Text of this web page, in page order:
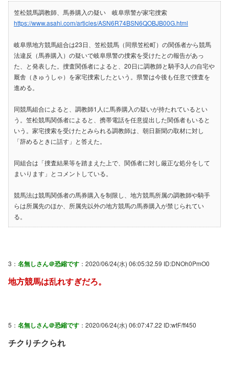
笠松競馬調教師、馬券購入の疑い 岐阜県警が家宅捜索
https://www.asahi.com/articles/ASN6R74BSN6QOBJB00G.html
岐阜県地方競馬組合は23日、笠松競馬（同県笠松町）の関係者から競馬
法違反（馬券購入）の疑いで岐阜県警の捜索を受けたとの報告があっ
た、と発表した。捜査関係者によると、20日に調教師と騎手3人の自宅や
厩舎（きゅうしゃ）を家宅捜索したという。県警は今後も任意で捜査を
進める。
同競馬組合によると、調教師1人に馬券購入の疑いが持たれているとい
う。笠松競馬関係者によると、携帯電話を任意提出した関係者もいると
いう。家宅捜索を受けたとみられる調教師は、朝日新聞の取材に対し
「辞めるときに話す」と答えた。
同組合は「捜査結果等を踏まえた上で、関係者に対し厳正な処分をして
まいります」とコメントしている。
競馬法は競馬関係者の馬券購入を制限し、地方競馬所属の調教師や騎手
らは所属先のほか、所属先以外の地方競馬の馬券購入が禁じられてい
る。
3： 名無しさん＠恐縮です ：2020/06/24(水) 06:05:32.59 ID:DNOh0PmO0
地方競馬は乱れすぎだろ。
5： 名無しさん＠恐縮です ：2020/06/24(水) 06:07:47.22 ID:wtF/ff450
チクりチクられ